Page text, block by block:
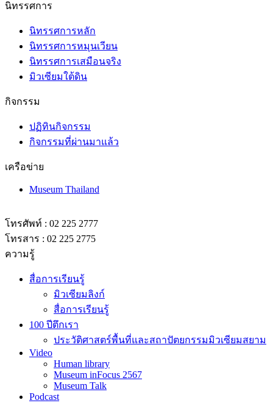
นิทรรศการ
นิทรรศการหลัก
นิทรรศการหมุนเวียน
นิทรรศการเสมือนจริง
มิวเซียมใต้ดิน
กิจกรรม
ปฏิทินกิจกรรม
กิจกรรมที่ผ่านมาแล้ว
เครือข่าย
Museum Thailand
โทรศัพท์ : 02 225 2777
โทรสาร : 02 225 2775
ความรู้
สื่อการเรียนรู้
มิวเซียมลิงก์
สื่อการเรียนรู้
100 ปีตึกเรา
ประวัติศาสตร์พื้นที่และสถาปัตยกรรมมิวเซียมสยาม
Video
Human library
Museum inFocus 2567
Museum Talk
Podcast